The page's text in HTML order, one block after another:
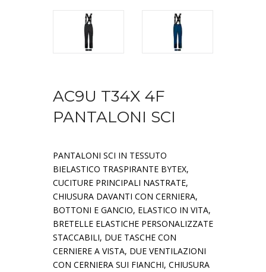
AC9U T34X 4F
PANTALONI SCI
PANTALONI SCI IN TESSUTO
BIELASTICO TRASPIRANTE BYTEX,
CUCITURE PRINCIPALI NASTRATE,
CHIUSURA DAVANTI CON CERNIERA,
BOTTONI E GANCIO, ELASTICO IN VITA,
BRETELLE ELASTICHE PERSONALIZZATE
STACCABILI, DUE TASCHE CON
CERNIERE A VISTA, DUE VENTILAZIONI
CON CERNIERA SUI FIANCHI, CHIUSURA